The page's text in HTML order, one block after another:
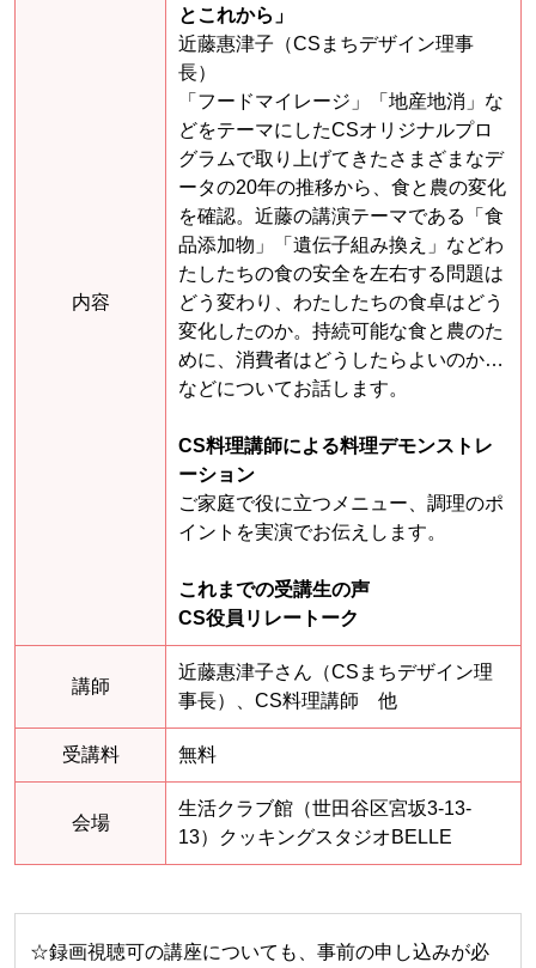
内容
とこれから」
近藤惠津子（CSまちデザイン理事
長）
「フードマイレージ」「地産地消」な
どをテーマにしたCSオリジナルプロ
グラムで取り上げてきたさまざまなデ
ータの20年の推移から、食と農の変化
を確認。近藤の講演テーマである「食
品添加物」「遺伝子組み換え」などわ
たしたちの食の安全を左右する問題は
どう変わり、わたしたちの食卓はどう
変化したのか。持続可能な食と農のた
めに、消費者はどうしたらよいのか…
などについてお話します。
CS料理講師による料理デモンストレ
ーション
ご家庭で役に立つメニュー、調理のポ
イントを実演でお伝えします。
これまでの受講生の声
CS役員リレートーク
講師
近藤惠津子さん（CSまちデザイン理
事長）、CS料理講師 他
受講料 無料
会場
生活クラブ館（世田谷区宮坂3-13-
13）クッキングスタジオBELLE
☆録画視聴可の講座についても、事前の申し込みが必